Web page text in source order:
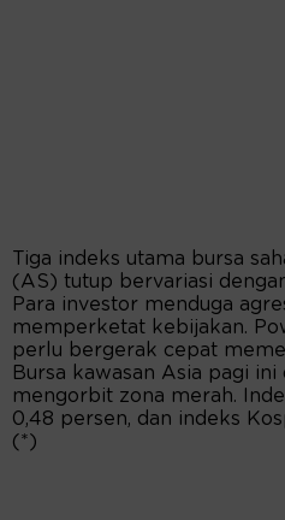
Tiga indeks utama bursa
(AS) tutup bervariasi
Para investor menduga
memperketat kebijakan.
perlu bergerak cepat
Bursa kawasan Asia pagi
mengorbit zona merah.
0,48 persen, dan indeks
(*)